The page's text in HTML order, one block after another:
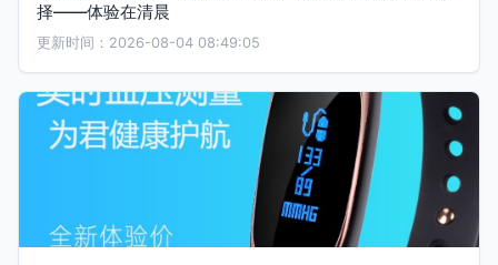
择——体验在清晨
更新时间：2026-08-04 08:49:05